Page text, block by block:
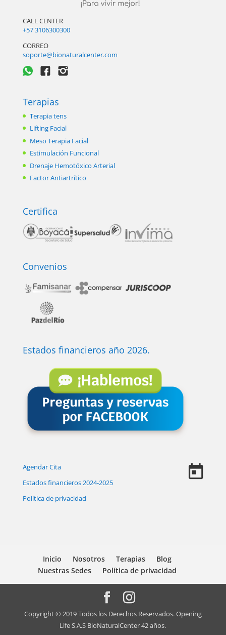
CALL CENTER
+57 3106300300
CORREO
soporte@bionaturalcenter.com
Terapias
Terapia tens
Lifting Facial
Meso Terapia Facial
Estimulación Funcional
Drenaje Hemotóxico Arterial
Factor Antiartrítico
Certifica
Convenios
Estados financieros año 2026.
Agendar Cita
Estados financieros 2024-2025
Política de privacidad
Inicio Nosotros Terapias
Blog
Nuestras Sedes
Política de privacidad
Copyright © 2019 Todos los Derechos Reservados. Opening
Life S.A.S BioNaturalCenter 42 años.